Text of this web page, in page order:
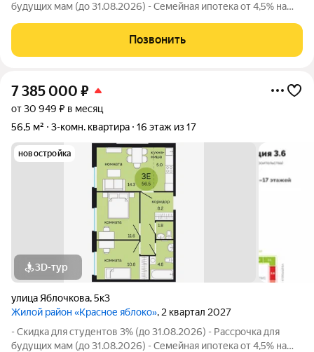
будущих мам (до 31.08.2026) - Семейная ипотека от 4,5% на
31.08.2026) - Скидка до 3% за каждого ребёнка (до 31.08.2026)
- Материнский
Позвонить
7 385 000 ₽
от 30 949 ₽ в месяц
56,5 м²
3-комн. квартира 16 этаж из 17
новостройка
3D-тур
улица Яблочкова,5к3
Жилой район «Красное яблоко», 2 квартал 2027
- Скидка для студентов 3% (до 31.08.2026) - Рассрочка для
будущих мам (до 31.08.2026) - Семейная ипотека от 4,5% на